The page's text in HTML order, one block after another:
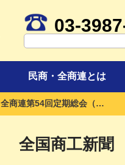
03-
民商・全商連とは
創立70周年めざし＝全商連第54回定期総会（ⅰ）
全国商工新聞